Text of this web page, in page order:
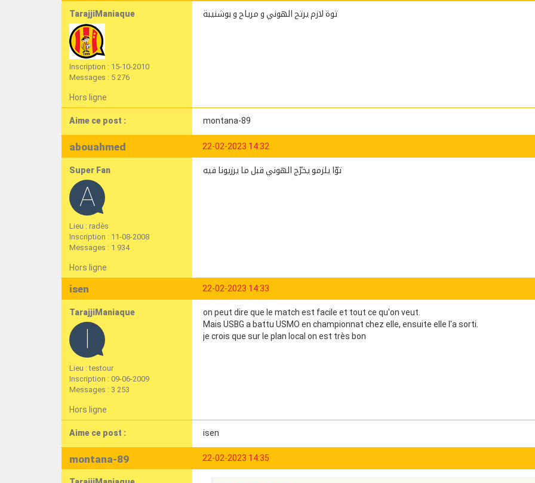
TarajjiManiaque
Inscription : 15-10-2010
Messages : 5 276
توة لازم يرتح الهوني و مرياح و بوشنيبة
Hors ligne
Aime ce post : montana-89
22-02-2023 14:32
abouahmed
Super Fan
Lieu : radès
Inscription : 11-08-2008
Messages : 1 934
توّا يلزمو يخرّج الهوني قبل ما يرزيونا فيه
Hors ligne
22-02-2023 14:33
isen
TarajjiManiaque
Lieu : testour
Inscription : 09-06-2009
Messages : 3 253
on peut dire que le match est facile et tout ce qu'on veut.
Mais USBG a battu USMO en championnat chez elle, ensuite elle l'a sorti.
je crois que sur le plan local on est très bon
Hors ligne
Aime ce post : isen
22-02-2023 14:35
montana-89